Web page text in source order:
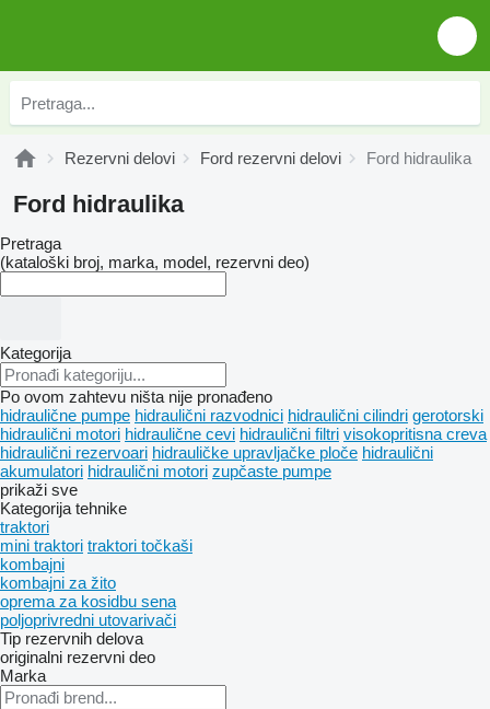
Rezervni delovi Ford rezervni delovi Ford hidraulika
Ford hidraulika
Pretraga
(kataloški broj, marka, model, rezervni deo)
Kategorija
Po ovom zahtevu ništa nije pronađeno
hidraulične pumpe hidraulični razvodnici hidraulični cilindri gerotorski
hidraulični motori hidraulične cevi hidraulični filtri visokopritisna creva
hidraulični rezervoari hidrauličke upravljačke ploče hidraulični
akumulatori hidraulični motori zupčaste pumpe
prikaži sve
Kategorija tehnike
traktori
mini traktori traktori točkaši
kombajni
kombajni za žito
oprema za kosidbu sena
poljoprivredni utovarivači
Tip rezervnih delova
originalni rezervni deo
Marka